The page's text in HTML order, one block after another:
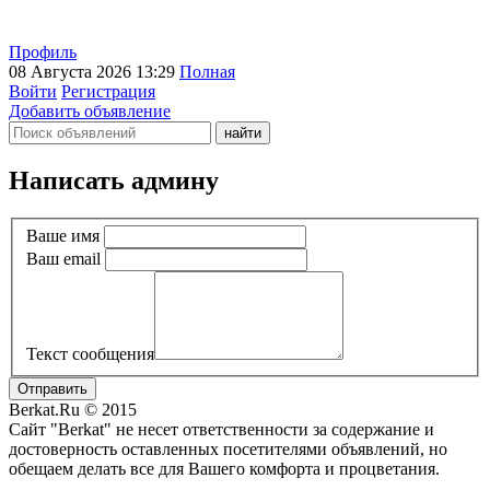
Профиль
08 Августа 2026 13:29 Полная
Войти Регистрация
Добавить объявление
Написать админу
Ваше имя
Ваш email
Текст сообщения
Отправить
Berkat.Ru © 2015
Сайт "Berkat" не несет ответственности за содержание и
достоверность оставленных посетителями объявлений, но
обещаем делать все для Вашего комфорта и процветания.